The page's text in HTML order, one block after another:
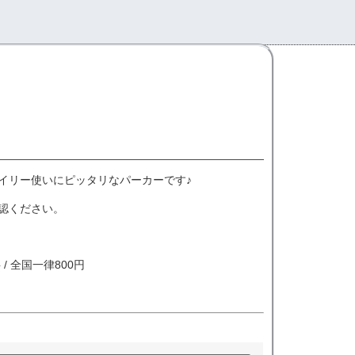
リー使いにピッタリなパーカーです♪
ください。
全国一律800円